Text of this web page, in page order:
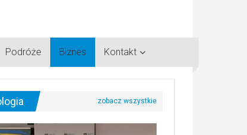
Podróże Biznes Kontakt